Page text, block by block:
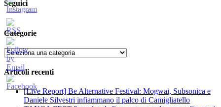
Seguici
Categorie
Categorie
Articoli recenti
[Live Report] Be Alternative Festival: Mogwai, Subsonica e
Daniele Silvestri infiammano il palco di Camigliatello